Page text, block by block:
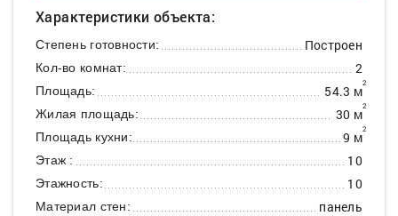
Характеристики объекта:
Степень готовности: Построен
Кол-во комнат: 2
Площадь: 54.3 м2
Жилая площадь: 30 м2
Площадь кухни: 9 м2
Этаж : 10
Этажность: 10
Материал стен: панель